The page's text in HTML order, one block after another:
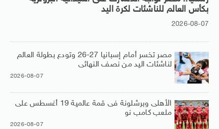
بكأس العالم للناشئات لكرة اليد
2026-08-07
مصر تخسر أمام إسبانيا 27-26 وتودع بطولة العالم
لناشئات اليد من نصف النهائى
2026-08-07
الأهلى وبرشلونة فى قمة عالمية 19 أغسطس على
ملعب كامب نو
2026-08-07